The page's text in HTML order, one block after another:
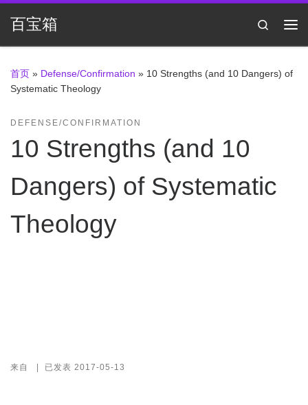
Skip to content
百宝箱
Search
首页 » Defense/Confirmation » 10 Strengths (and 10 Dangers) of
Systematic Theology
DEFENSE/CONFIRMATION
10 Strengths (and 10
Dangers) of Systematic
Theology
来自 已发表 2017-05-13